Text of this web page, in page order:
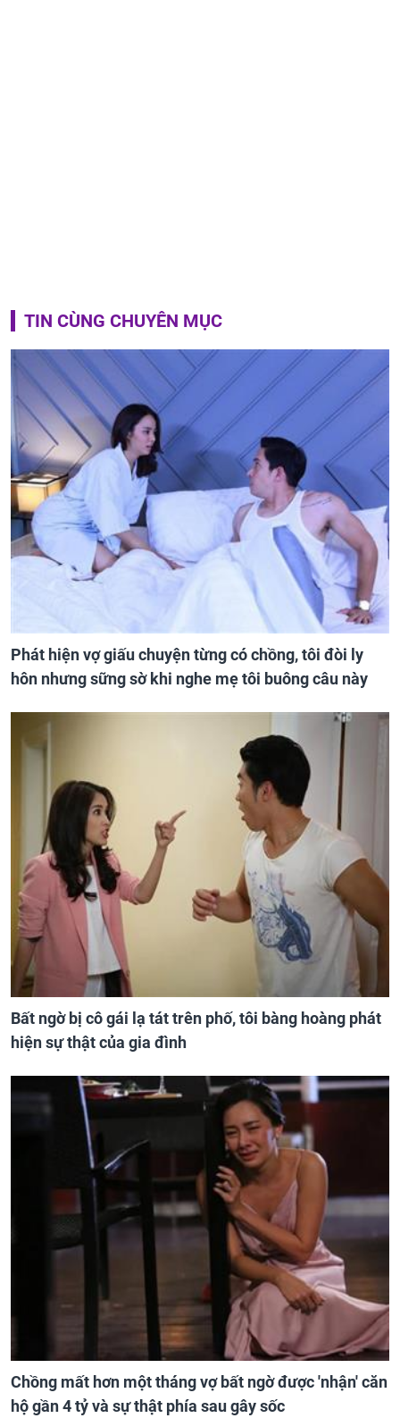
TIN CÙNG CHUYÊN MỤC
Phát hiện vợ giấu chuyện từng có chồng, tôi đòi ly
hôn nhưng sững sờ khi nghe mẹ tôi buông câu này
Bất ngờ bị cô gái lạ tát trên phố, tôi bàng hoàng phát
hiện sự thật của gia đình
Chồng mất hơn một tháng vợ bất ngờ được 'nhận' căn
hộ gần 4 tỷ và sự thật phía sau gây sốc